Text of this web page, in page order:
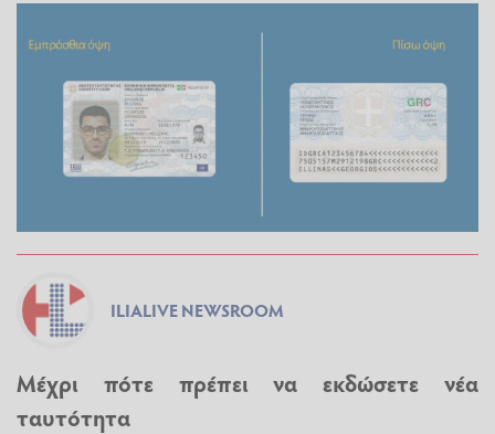
ILIALIVE NEWSROOM
Μέχρι πότε πρέπει να εκδώσετε νέα
ταυτότητα